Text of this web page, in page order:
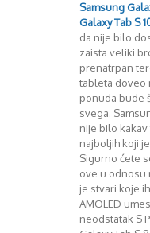
Samsung
Galaxy Tab S
da nije bilo
zaista veliki
prenatrpan
tableta doveo
ponuda bude
svega.
nije bilo
najboljih koji
Sigurno ćete
ove u odnosu
je stvari koje
AMOLED
neodstatak S